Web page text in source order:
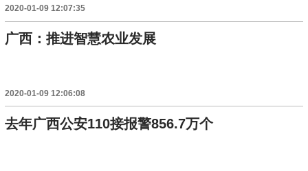
2020-01-09 12:07:35
广西：推进智慧农业发展
2020-01-09 12:06:08
去年广西公安110接报警856.7万个